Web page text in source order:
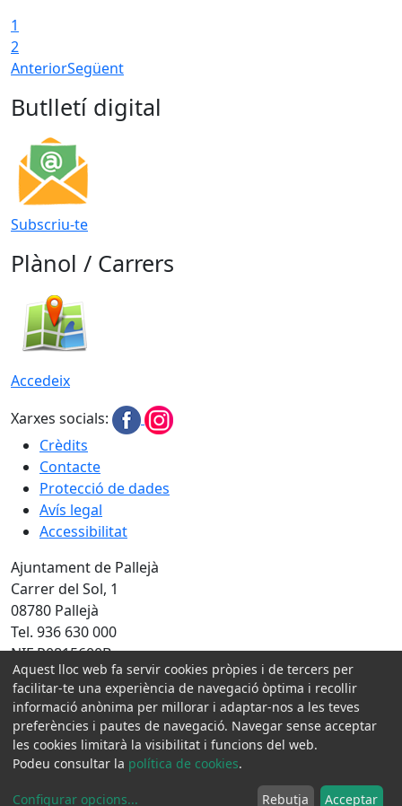
1
2
AnteriorSegüent
Butlletí digital
Subscriu-te
Plànol / Carrers
Accedeix
Xarxes socials:
Crèdits
Contacte
Protecció de dades
Avís legal
Accessibilitat
Ajuntament de Pallejà
Carrer del Sol, 1
08780 Pallejà
Tel. 936 630 000
NIF P0815600B
Amb la col·laboració de:
Aquest lloc web fa servir cookies pròpies i de tercers per
facilitar-te una experiència de navegació òptima i recollir
informació anònima per millorar i adaptar-nos a les teves
preferències i pautes de navegació. Navegar sense acceptar
les cookies limitarà la visibilitat i funcions del web.
Podeu consultar la política de cookies.
Configurar opcions... Rebutja Acceptar